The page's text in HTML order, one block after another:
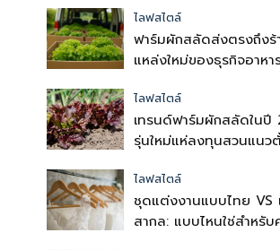
ไลฟสไตล์
ฟาร์มผักสลัดส่งตรงถึงร้
แหล่งใหม่ของธุรกิจอาห
ไลฟสไตล์
เทรนด์ฟาร์มผักสลัดในปี
รุ่นใหม่แห่ลงทุนสวนแนว
ไลฟสไตล์
ชุดแต่งงานแบบไทย VS
สากล: แบบไหนใช่สำหรั